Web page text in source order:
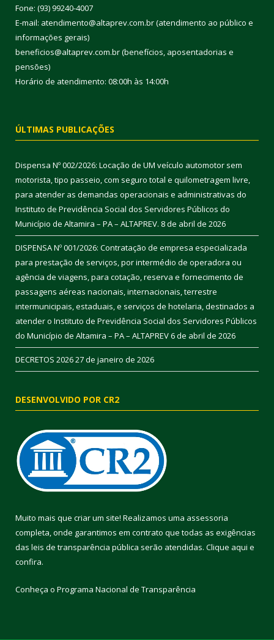
Fone: (93) 99240-4007
E-mail: atendimento@altaprev.com.br (atendimento ao público e
informações gerais)
beneficios@altaprev.com.br (benefícios, aposentadorias e
pensões)
Horário de atendimento: 08:00h às 14:00h
ÚLTIMAS PUBLICAÇÕES
Dispensa Nº 002/2026: Locação de UM veículo automotor sem
motorista, tipo passeio, com seguro total e quilometragem livre,
para atender as demandas operacionais e administrativas do
Instituto de Previdência Social dos Servidores Públicos do
Município de Altamira – PA – ALTAPREV. 8 de abril de 2026
DISPENSA Nº 001/2026: Contratação de empresa especializada
para prestação de serviços, por intermédio de operadora ou
agência de viagens, para cotação, reserva e fornecimento de
passagens aéreas nacionais, internacionais, terrestre
intermunicipais, estaduais, e serviços de hotelaria, destinados a
atender o Instituto de Previdência Social dos Servidores Públicos
do Município de Altamira – PA – ALTAPREV6 de abril de 2026
DECRETOS 202627 de janeiro de 2026
DESENVOLVIDO POR CR2
Muito mais que criar um site! Realizamos uma assessoria
completa, onde garantimos em contrato que todas as exigências
das leis de transparência pública serão atendidas. Clique aqui e
confira.
Conheça o Programa Nacional de Transparência